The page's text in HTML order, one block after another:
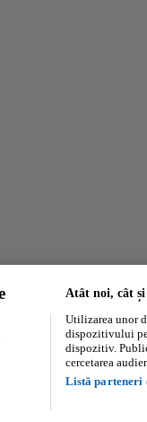
Atât noi, cât
Utilizarea unor
dispozitivului
dispozitiv.
cercetarea
Listă